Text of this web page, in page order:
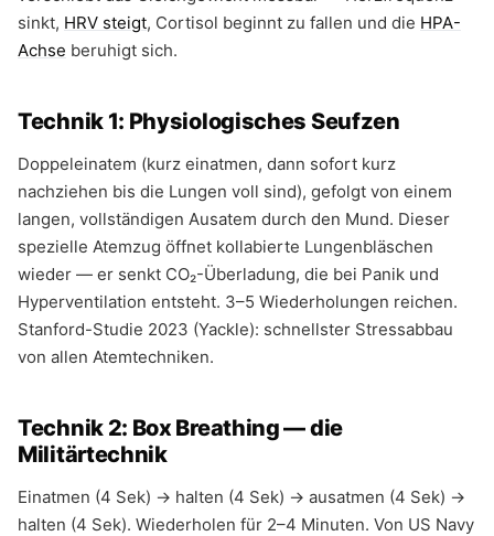
sinkt, HRV steigt, Cortisol beginnt zu fallen und die HPA-
Achse beruhigt sich.
Technik 1: Physiologisches Seufzen
Doppeleinatem (kurz einatmen, dann sofort kurz
nachziehen bis die Lungen voll sind), gefolgt von einem
langen, vollständigen Ausatem durch den Mund. Dieser
spezielle Atemzug öffnet kollabierte Lungenbläschen
wieder — er senkt CO₂-Überladung, die bei Panik und
Hyperventilation entsteht. 3–5 Wiederholungen reichen.
Stanford-Studie 2023 (Yackle): schnellster Stressabbau
von allen Atemtechniken.
Technik 2: Box Breathing — die
Militärtechnik
Einatmen (4 Sek) → halten (4 Sek) → ausatmen (4 Sek) →
halten (4 Sek). Wiederholen für 2–4 Minuten. Von US Navy